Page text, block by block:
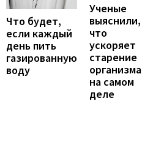
Что будет,
если каждый
день пить
газированную
воду
Ученые
выяснили,
что
ускоряет
старение
организма
на самом
деле